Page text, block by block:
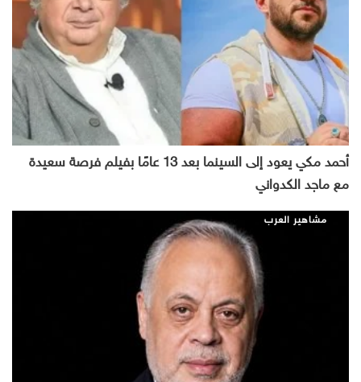
أحمد مكي يعود إلى السينما بعد 13 عامًا بفيلم فرصة سعيدة
مع ماجد الكدواني
مشاهير العرب